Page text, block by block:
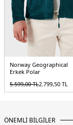
Norway Geographical
Erkek Polar
5.599,00TL2.799,50 TL
ÖNEMLİ BİLGİLER